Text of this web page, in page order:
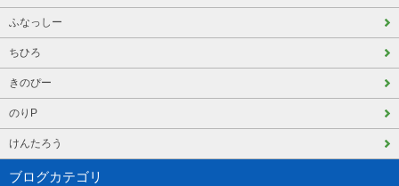
ふなっしー
ちひろ
きのぴー
のりP
けんたろう
ブログカテゴリ